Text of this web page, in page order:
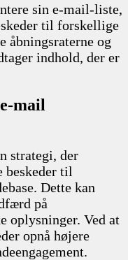
sin e-mail-liste,
til forskellige
åbningsraterne og
indhold, der er
mail
strategi, der
beskeder til
Dette kan
på
oplysninger. Ved at
opnå højere